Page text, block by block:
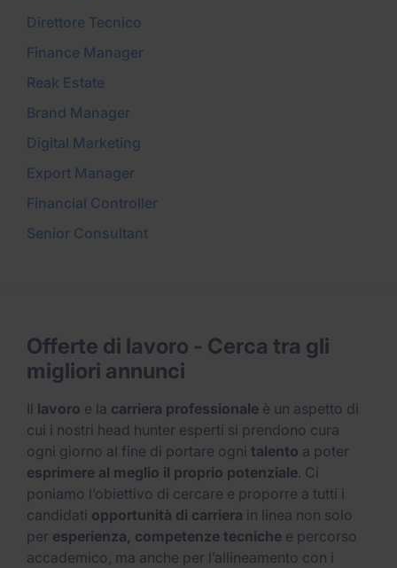
Direttore Tecnico
Finance Manager
Reak Estate
Brand Manager
Digital Marketing
Export Manager
Financial Controller
Senior Consultant
Offerte di lavoro - Cerca tra gli
migliori annunci​
Il lavoro e la carriera professionale è un aspetto di
cui i nostri head hunter esperti si prendono cura
ogni giorno al fine di portare ogni talento a poter
esprimere al meglio il proprio potenziale. Ci
poniamo l’obiettivo di cercare e proporre a tutti i
candidati opportunità di carriera in linea non solo
per esperienza, competenze tecniche e percorso
accademico, ma anche per l’allineamento con i